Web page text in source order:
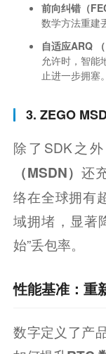
前向纠错 （
数学方法重建
自适应ARQ
允许时，智能
止进一步拥塞。
3. ZEGO
除了SDK之
（MSDN） 还
络在全球拥有
域拥堵，显著
始”丢包率。
性能基准：重
数字定义了产